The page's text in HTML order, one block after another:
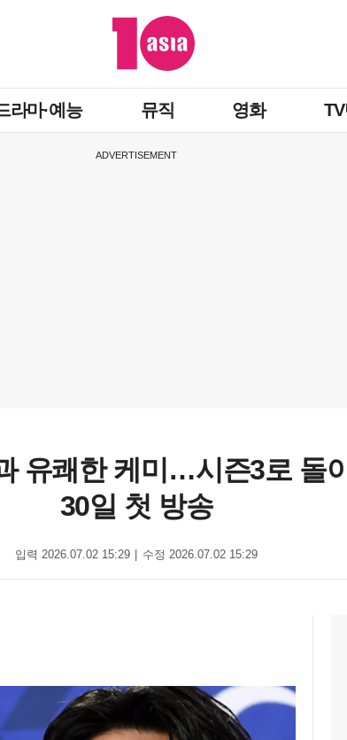
라마·예능 뮤직 영화 TV
ADVERTISEMENT
유쾌한 케미…시즌3로 돌
30일 첫 방송
입력 2026.07.02 15:29 수정 2026.07.02 15:29